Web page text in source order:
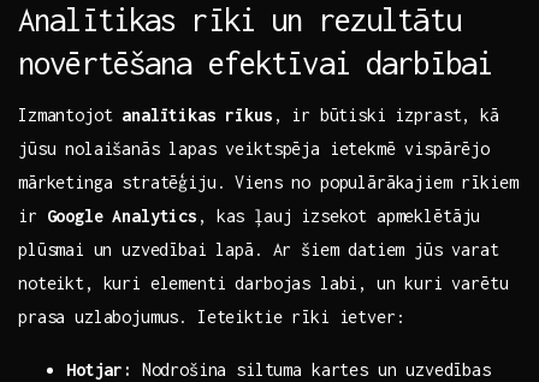
Analītikas rīki un rezultātu
novērtēšana ‌efektīvai darbībai
Izmantojot analītikas‍ rīkus , ⁣ir būtiski izprast, kā
jūsu nolaišanās lapas veiktspēja ietekmē vispārējo
mārketinga stratēģiju. Viens‌ no populārākajiem rīkiem
ir Google Analytics , kas ļauj izsekot​ apmeklētāju
plūsmai⁣ un ‌uzvedībai lapā. Ar šiem datiem jūs varat
noteikt, kuri‌ elementi darbojas labi,⁣ un kuri varētu‌
prasa uzlabojumus. Ieteiktie rīki ietver:
Hotjar:
Nodrošina ‍siltuma kartes‌ un uzvedības